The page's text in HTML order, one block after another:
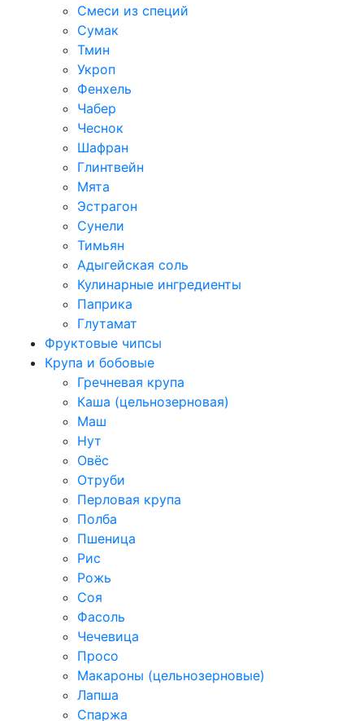
Смеси из специй
Сумак
Тмин
Укроп
Фенхель
Чабер
Чеснок
Шафран
Глинтвейн
Мята
Эстрагон
Сунели
Тимьян
Адыгейская соль
Кулинарные ингредиенты
Паприка
Глутамат
Фруктовые чипсы
Крупа и бобовые
Гречневая крупа
Каша (цельнозерновая)
Маш
Нут
Овёс
Отруби
Перловая крупа
Полба
Пшеница
Рис
Рожь
Соя
Фасоль
Чечевица
Просо
Макароны (цельнозерновые)
Лапша
Спаржа